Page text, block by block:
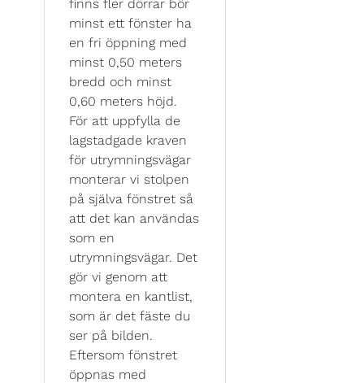
finns fler dörrar bör
minst ett fönster ha
en fri öppning med
minst 0,50 meters
bredd och minst
0,60 meters höjd.
För att uppfylla de
lagstadgade kraven
för utrymningsvägar
monterar vi stolpen
på själva fönstret så
att det kan användas
som en
utrymningsvägar. Det
gör vi genom att
montera en kantlist,
som är det fäste du
ser på bilden.
Eftersom fönstret
öppnas med